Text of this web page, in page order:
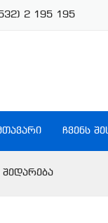
2 195 195
ᲩᲕᲔᲜᲡ